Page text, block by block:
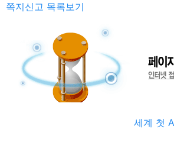
쪽지신고 목록보기
제5회
제4
세계 첫